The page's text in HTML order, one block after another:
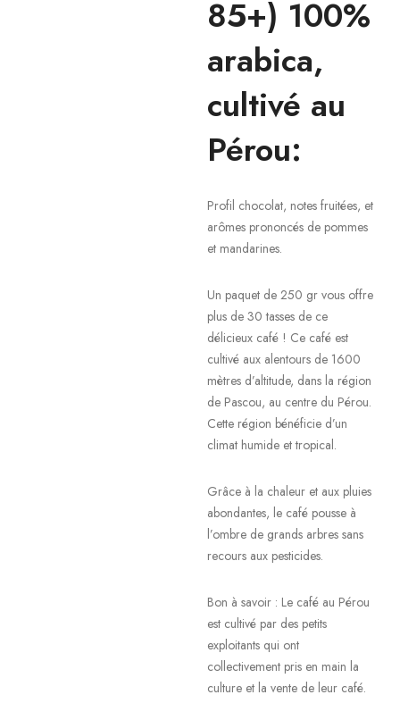
85+) 100%
arabica,
cultivé au
Pérou:
Profil chocolat, notes fruitées, et
arômes prononcés de pommes
et mandarines.
Un paquet de 250 gr vous offre
plus de 30 tasses de ce
délicieux café ! Ce café est
cultivé aux alentours de 1600
mètres d’altitude, dans la région
de Pascou, au centre du Pérou.
Cette région bénéficie d’un
climat humide et tropical.
Grâce à la chaleur et aux pluies
abondantes, le café pousse à
l’ombre de grands arbres sans
recours aux pesticides.
Bon à savoir : Le café au Pérou
est cultivé par des petits
exploitants qui ont
collectivement pris en main la
culture et la vente de leur café.